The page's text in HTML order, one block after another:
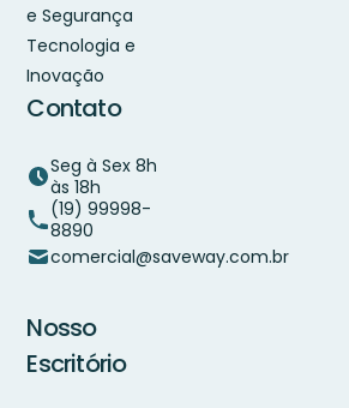
e Segurança
Tecnologia e
Inovação
Contato
Seg à Sex 8h
às 18h
(19) 99998-
8890
comercial@saveway.com.br
Nosso
Escritório